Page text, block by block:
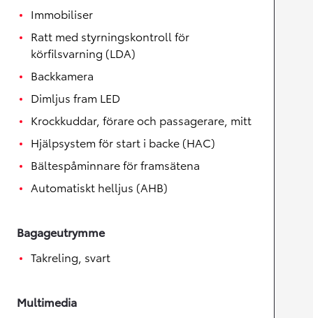
Immobiliser
Ratt med styrningskontroll för
körfilsvarning (LDA)
Backkamera
Dimljus fram LED
Krockkuddar, förare och passagerare, mitt
Hjälpsystem för start i backe (HAC)
Bältespåminnare för framsätena
Automatiskt helljus (AHB)
Bagageutrymme
Takreling, svart
Multimedia